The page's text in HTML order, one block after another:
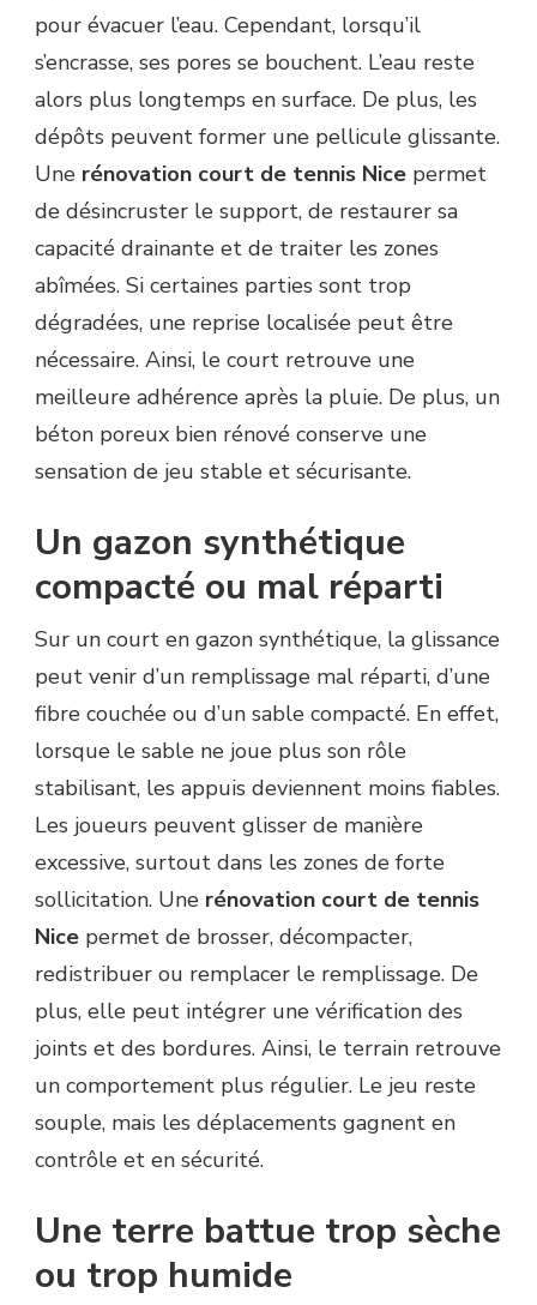
pour évacuer l’eau. Cependant, lorsqu’il
s’encrasse, ses pores se bouchent. L’eau reste
alors plus longtemps en surface. De plus, les
dépôts peuvent former une pellicule glissante.
Une rénovation court de tennis Nice permet
de désincruster le support, de restaurer sa
capacité drainante et de traiter les zones
abîmées. Si certaines parties sont trop
dégradées, une reprise localisée peut être
nécessaire. Ainsi, le court retrouve une
meilleure adhérence après la pluie. De plus, un
béton poreux bien rénové conserve une
sensation de jeu stable et sécurisante.
Un gazon synthétique
compacté ou mal réparti
Sur un court en gazon synthétique, la glissance
peut venir d’un remplissage mal réparti, d’une
fibre couchée ou d’un sable compacté. En effet,
lorsque le sable ne joue plus son rôle
stabilisant, les appuis deviennent moins fiables.
Les joueurs peuvent glisser de manière
excessive, surtout dans les zones de forte
sollicitation. Une rénovation court de tennis
Nice permet de brosser, décompacter,
redistribuer ou remplacer le remplissage. De
plus, elle peut intégrer une vérification des
joints et des bordures. Ainsi, le terrain retrouve
un comportement plus régulier. Le jeu reste
souple, mais les déplacements gagnent en
contrôle et en sécurité.
Une terre battue trop sèche
ou trop humide